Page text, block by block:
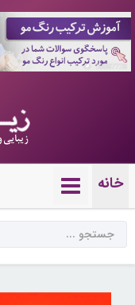
10087728
خانه